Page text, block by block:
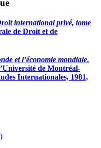
international privé, tome
de Droit et de
et l’économie mondiale.
de Montréal-
Internationales, 1981,